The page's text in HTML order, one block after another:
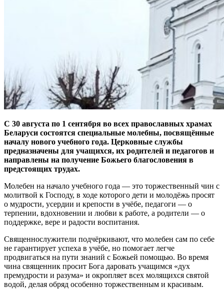
С 30 августа по 1 сентября во всех православных храмах
Беларуси состоятся специальные молебны, посвящённые
началу нового учебного года. Церковные службы
предназначены для учащихся, их родителей и педагогов и
направлены на получение Божьего благословения в
предстоящих трудах.
Молебен на начало учебного года — это торжественный чин с
молитвой к Господу, в ходе которого дети и молодёжь просят
о мудрости, усердии и крепости в учёбе, педагоги — о
терпении, вдохновении и любви к работе, а родители — о
поддержке, вере и радости воспитания.
Священнослужители подчёркивают, что молебен сам по себе
не гарантирует успеха в учёбе, но помогает легче
продвигаться на пути знаний с Божьей помощью. Во время
чина священник просит Бога даровать учащимся «дух
премудрости и разума» и окропляет всех молящихся святой
водой, делая обряд особенно торжественным и красивым.